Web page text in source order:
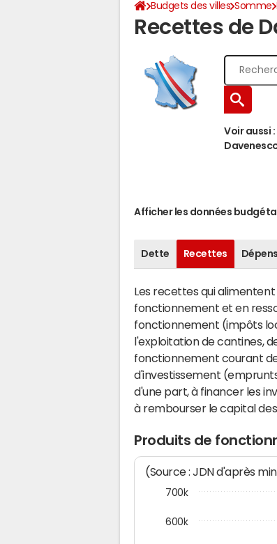
Budgets des villes Somme
Recettes de
Voir aussi :
Afficher les données
Dette Recettes
Les recettes qui
fonctionnement et en
fonctionnement (impôts
l'exploitation de cantines,
fonctionnement courant
d'investissement
d'une part, à financer les
à rembourser le capital
Produits de
(Source : JDN d'après
600k
700k